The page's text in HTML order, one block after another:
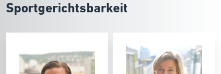
Sportgerichtsbarkeit